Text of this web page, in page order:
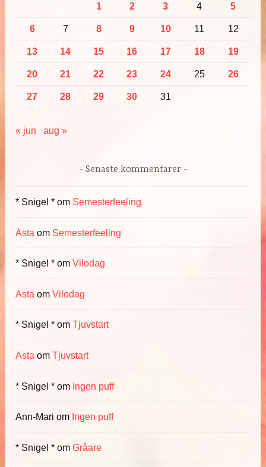
1 2 3 4 5
6 7 8 9 10 11 12
13 14 15 16 17 18 19
20 21 22 23 24 25 26
27 28 29 30 31
« jun aug »
Senaste kommentarer
* Snigel * om Semesterfeeling
Asta om Semesterfeeling
* Snigel * omVilodag
Asta omVilodag
* Snigel * omTjuvstart
Asta omTjuvstart
* Snigel * om Ingen puff
Ann-Mari om Ingen puff
* Snigel * omGråare